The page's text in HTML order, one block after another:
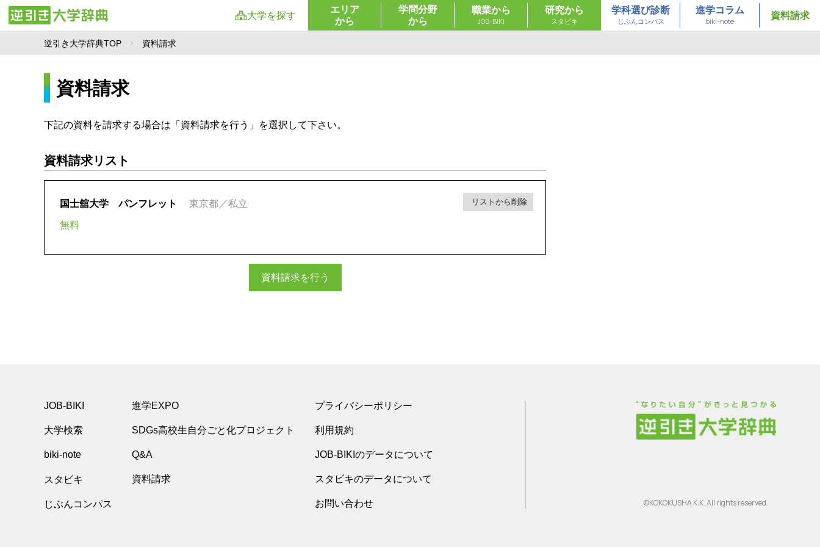
大学を探す
エリア
から
学問分野
から
職業から
JOB-BIKI
研究から
スタビキ
学科選び診断
じぶんコンパス
進学コラム
biki-note
資料請求
逆引き大学辞典TOP 資料請求
資料請求
下記の資料を請求する場合は「資料請求を行う」を選択して下さい。
資料請求リスト
国士舘大学 パンフレット 東京都／私立
無料
リストから削除
資料請求を行う
JOB-BIKI
大学検索
biki-note
スタビキ
じぶんコンパス
進学EXPO
SDGs高校生自分ごと化プロジェクト
Q&A
資料請求
プライバシーポリシー
利用規約
JOB-BIKIのデータについて
スタビキのデータについて
お問い合わせ ©KOKOKUSHA K.K. All rights reserved.